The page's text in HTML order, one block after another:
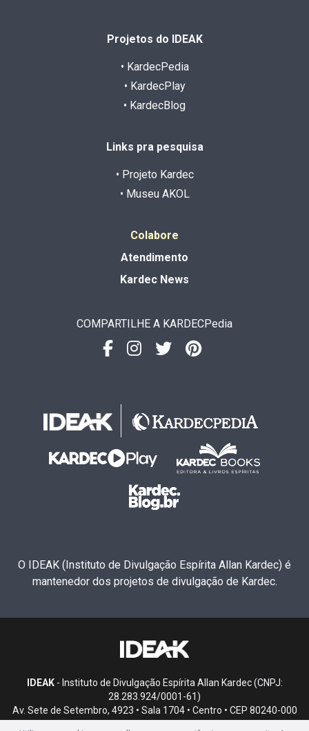
Projetos do IDEAK
• KardecPedia
• KardecPlay
• KardecBlog
Links pra pesquisa
• Projeto Kardec
• Museu AKOL
Colabore
Atendimento
Kardec News
COMPARTILHE A KARDECPedia
O IDEAK (Instituto de Divulgação Espírita Allan Kardec) é
mantenedor dos projetos de divulgação de Kardec.
IDEAK- Instituto de Divulgação Espírita Allan Kardec (CNPJ:
28.283.924/0001-61)
Av. Sete de Setembro, 4923 • Sala 1704 • Centro • CEP 80240-000